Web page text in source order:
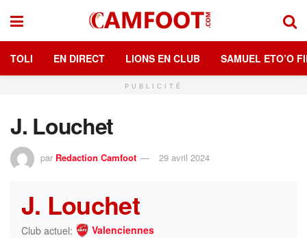
TOLI EN DIRECT LIONS EN CLUB SAMUEL ETO’O
PUBLICITÉ
J. Louchet
par Redaction Camfoot 29 avril 2024
J. Louchet
Club actuel: Valenciennes